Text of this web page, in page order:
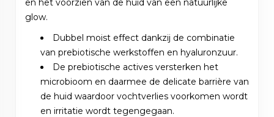
glow.
Dubbel moist effect dankzij de combinatie
van prebiotische werkstoffen en hyaluronzuur.
De prebiotische actives versterken het
microbioom en daarmee de delicate barrière van
de huid waardoor vochtverlies voorkomen wordt
en irritatie wordt tegengegaan.